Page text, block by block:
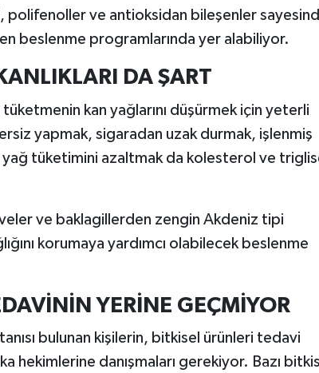
polifenoller ve antioksidan bileşenler
beslenme programlarında yer alabiliyor.
DA ŞART
kan yağlarını düşürmek için yeterli
yapmak, sigaradan uzak durmak, işlenmiş
yağ tüketimini azaltmak da kolesterol ve
ve baklagillerden zengin Akdeniz tipi
korumaya yardımcı olabilecek beslenme
YERİNE GEÇMİYOR
bulunan kişilerin, bitkisel ürünleri tedavi
hekimlerine danışmaları gerekiyor. Bazı